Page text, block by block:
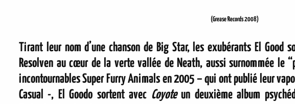
(Grease Records 2008)
Tirant leur nom d’une chanson de Big Star, les exubérants El Good
Resolven au cœur de la verte vallée de Neath, aussi surnommée le
incontournables Super Furry Animals en 2005 – qui ont publié leur
Casual -, El Goodo sortent avec Coyoteun deuxième album